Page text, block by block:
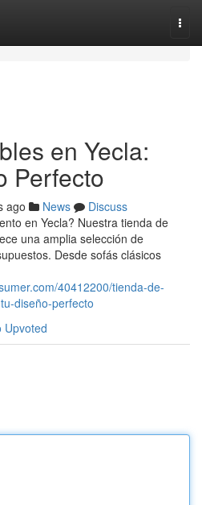
en Yecla:
Perfecto
ago News
Discuss
en Yecla? Nuestra tienda de
una amplia selección de
Desde sofás clásicos
40412200/tienda-de-
diseño-perfecto
Upvoted